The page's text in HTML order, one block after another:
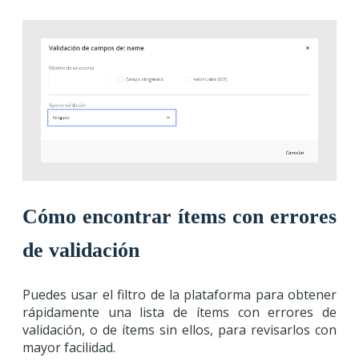
Cómo encontrar ítems con errores
de validación
Puedes usar el filtro de la plataforma para obtener
rápidamente una lista de ítems con errores de
validación, o de ítems sin ellos, para revisarlos con
mayor facilidad.